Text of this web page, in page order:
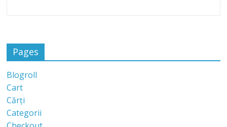
Pages
Blogroll
Cart
Cărți
Categorii